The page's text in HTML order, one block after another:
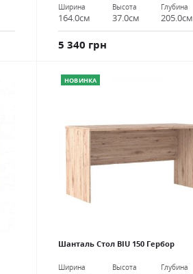
Ширина
164.0см
Высота
37.0см
Глубина
205.0см
5 340 грн
НОВИНКА
Шанталь Стол BIU 150 Гербор
Ширина Высота Глубина